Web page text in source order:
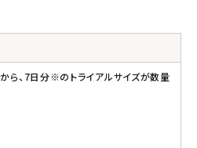
ら、7日分※のトライアルサイズが数量